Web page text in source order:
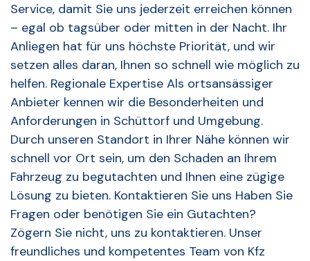
Service, damit Sie uns jederzeit erreichen können
– egal ob tagsüber oder mitten in der Nacht. Ihr
Anliegen hat für uns höchste Priorität, und wir
setzen alles daran, Ihnen so schnell wie möglich zu
helfen. Regionale Expertise Als ortsansässiger
Anbieter kennen wir die Besonderheiten und
Anforderungen in Schüttorf und Umgebung.
Durch unseren Standort in Ihrer Nähe können wir
schnell vor Ort sein, um den Schaden an Ihrem
Fahrzeug zu begutachten und Ihnen eine zügige
Lösung zu bieten. Kontaktieren Sie uns Haben Sie
Fragen oder benötigen Sie ein Gutachten?
Zögern Sie nicht, uns zu kontaktieren. Unser
freundliches und kompetentes Team von Kfz